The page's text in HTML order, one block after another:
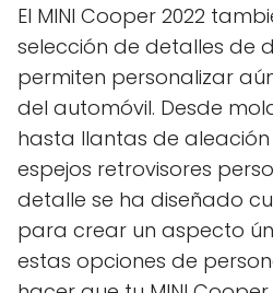
El MINI Cooper 2022
selección de detalles de
permiten personalizar
del automóvil. Desde
hasta llantas de
espejos retrovisores
detalle se ha diseñado
para crear un aspecto
estas opciones de